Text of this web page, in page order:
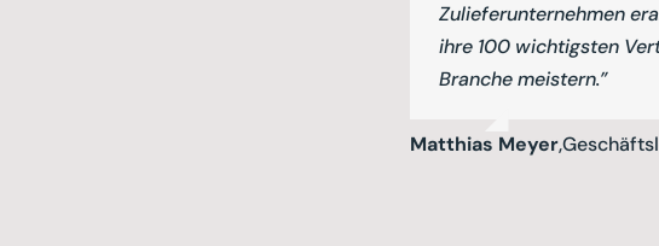
Zulieferunternehmen
ihre 100 wichtigsten
Branche meistern.”
Matthias Meyer,